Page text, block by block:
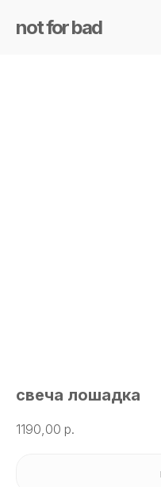
not for bad
свеча лошадка
1190,00 р.